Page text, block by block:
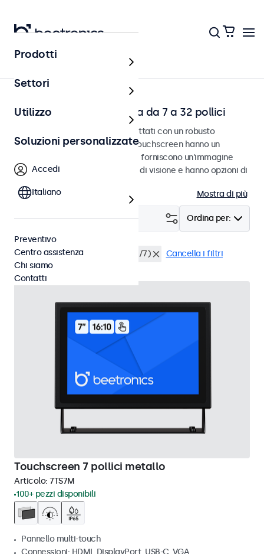
Home
Touchscreen da scrivania da 7 a 32 pollici
Touchscreen da scrivania progettati con un robusto
poggiapiedi regolabile. Questi touchscreen hanno un
poggiapiedi compatto e stabile, forniscono un'immagine
nitidissima con un ampio angolo di visione e hanno opzioni di
Mostra di più
Ordina per:
Filtro (21)
Scrivania Utilizzo continuo (24/7) Cancella i filtri
Touchscreen 7 pollici metallo
Articolo: 7TS7M
100+ pezzi disponibili
Pannello multi-touch
Connessioni: HDMI, DisplayPort, USB-C, VGA
Prodotti
Settori
Utilizzo
Soluzioni personalizzate
Accedi
Italiano
Preventivo
Centro assistenza
Chi siamo
Contatti